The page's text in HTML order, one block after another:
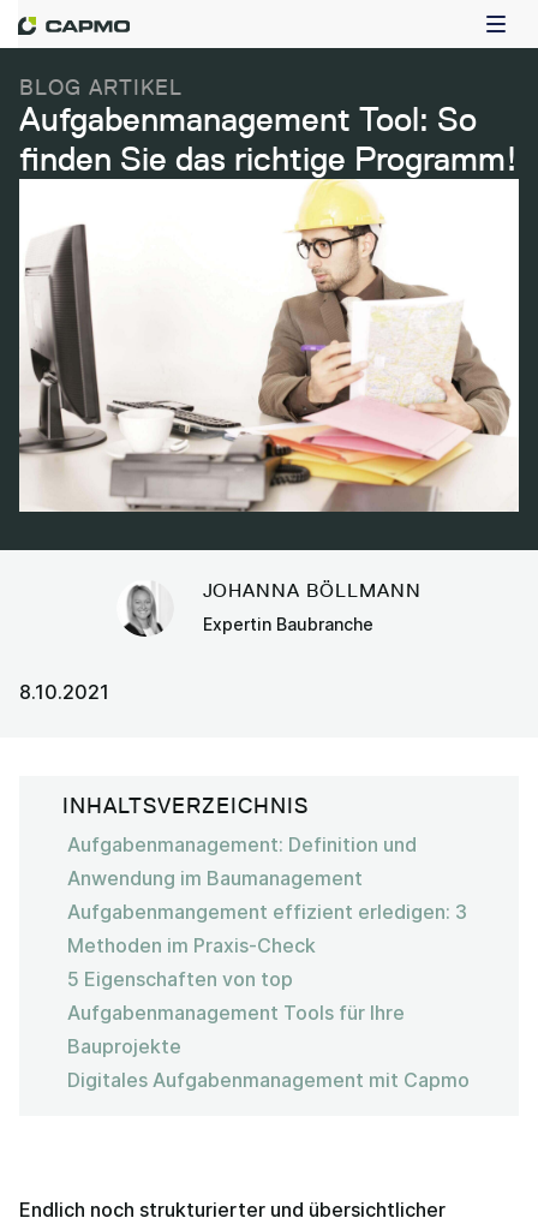
BLOG ARTIKEL
Aufgabenmanagement Tool: So
finden Sie das richtige Programm!
JOHANNA BÖLLMANN
Expertin Baubranche
8.10.2021
INHALTSVERZEICHNIS
Aufgabenmanagement: Definition und
Anwendung im Baumanagement
Aufgabenmangement effizient erledigen: 3
Methoden im Praxis-Check
5 Eigenschaften von top
Aufgabenmanagement Tools für Ihre
Bauprojekte
Digitales Aufgabenmanagement mit Capmo
Endlich noch strukturierter und übersichtlicher